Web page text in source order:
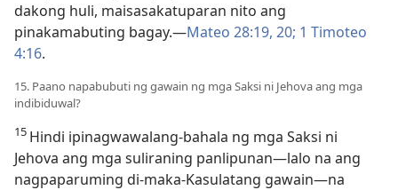
dakong huli, maisasakatuparan nito ang
pinakamabuting bagay.​—Mateo 28:19, 20; 1 Timoteo
4:16.
15. Paano napabubuti ng gawain ng mga Saksi ni Jehova ang mga
indibiduwal?
15 Hindi ipinagwawalang-bahala ng mga Saksi ni
Jehova ang mga suliraning panlipunan​—lalo na ang
nagpaparuming di-maka-Kasulatang gawain​—na